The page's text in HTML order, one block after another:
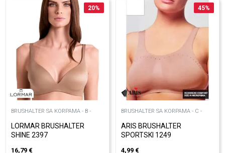
20%
BRUSHALTER SA KORPAMA - B -
LORMAR BRUSHALTER
SHINE 2397
16,79 €
45%
BRUSHALTER SA KORPAMA - C -
ARIS BRUSHALTER
SPORTSKI 1249
4,99 €